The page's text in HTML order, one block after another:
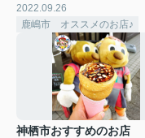
2022.09.26
鹿嶋市 オススメのお店♪
神栖市おすすめのお店